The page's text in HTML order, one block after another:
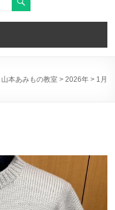
山本あみもの教室> 2026年> 1月